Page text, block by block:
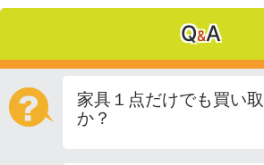
Q&A
家具１点だけでも買い
か？